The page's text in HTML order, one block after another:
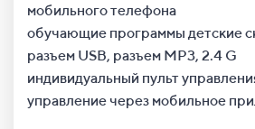
мобильного телефона
обучающие программы детские
разъем USB, разъем MP3, 2.4 G
индивидуальный пульт
управление через мобильное